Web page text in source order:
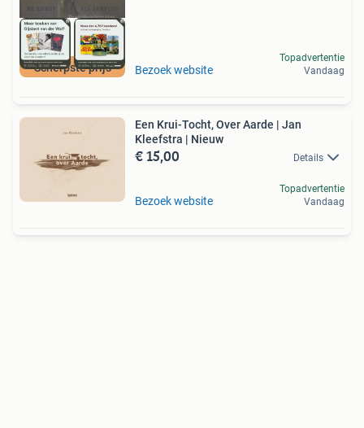
Scherpste prijs Bezoek website
Topadvertentie
Vandaag
Een Krui-Tocht, Over Aarde | Jan
Kleefstra | Nieuw
€ 15,00 Details
Bezoek website
Topadvertentie
Vandaag